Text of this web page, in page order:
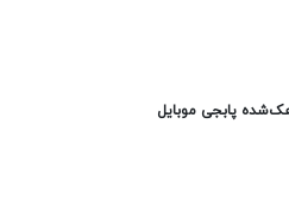
پابجی موبایل